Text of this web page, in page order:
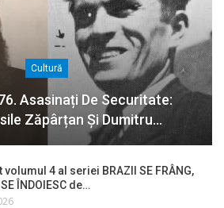
Cultură
Asasinați De Securitate:
Zăpârțan Și Dumitru…
volumul 4 al seriei BRAZII SE FRÂNG,
SE ÎNDOIESC de…